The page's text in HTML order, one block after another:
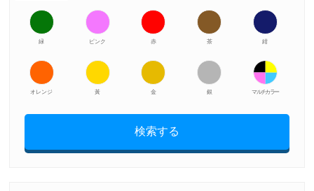
緑 ピンク 赤 茶 紺
オレンジ 黃 金 銀 マルチカラー
検索する